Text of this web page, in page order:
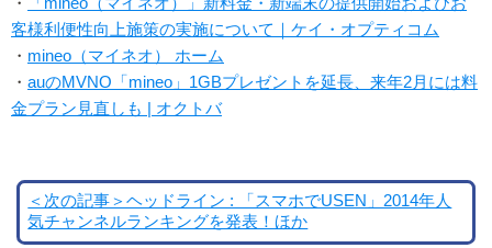
客様利便性向上施策の実施について｜ケイ・オプティコム
・ mineo（マイネオ） ホーム
・ auのMVNO「mineo」1GBプレゼントを延長、来年2月には料
金プラン見直しも | オクトバ
＜次の記事＞ヘッドライン : 「スマホでUSEN」2014年人
気チャンネルランキングを発表！ほか